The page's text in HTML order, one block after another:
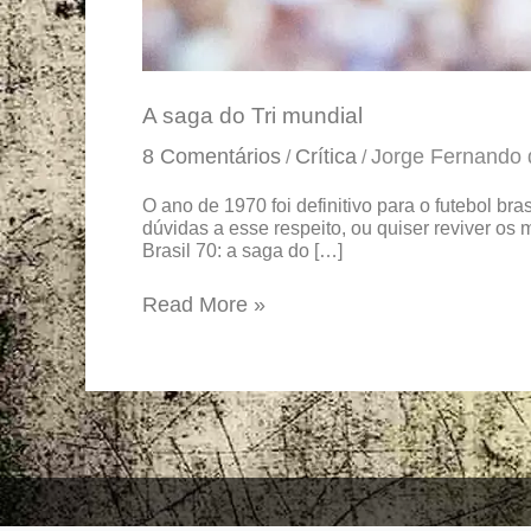
A saga do Tri mundial
8 Comentários / Crítica /Jorge Fernando
O ano de 1970 foi definitivo para o futebol
dúvidas a esse respeito, ou quiser reviver os
Brasil 70: a saga do […]
Read More »